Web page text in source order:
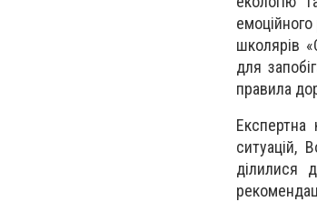
школярів
для
правила
Експертна
ситуацій,
ділилися